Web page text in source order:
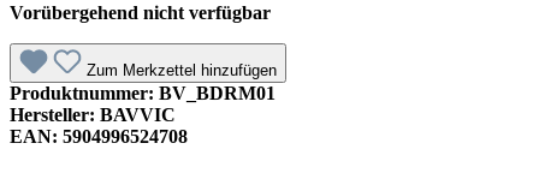
Vorübergehend nicht verfügbar
Zum Merkzettel hinzufügen
Produktnummer: BV_BDRM01
Hersteller: BAVVIC
EAN: 5904996524708